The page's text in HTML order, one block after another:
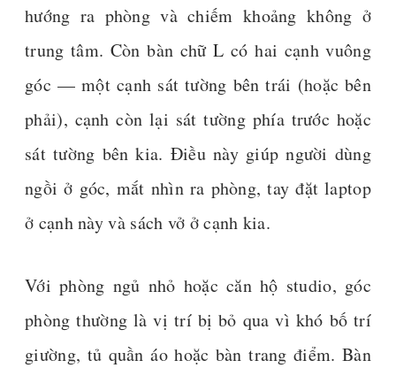
hướng ra phòng và chiếm khoảng không ở
trung tâm. Còn bàn chữ L có hai cạnh vuông
góc — một cạnh sát tường bên trái (hoặc bên
phải), cạnh còn lại sát tường phía trước hoặc
sát tường bên kia. Điều này giúp người dùng
ngồi ở góc, mắt nhìn ra phòng, tay đặt laptop
ở cạnh này và sách vở ở cạnh kia.
Với phòng ngủ nhỏ hoặc căn hộ studio, góc
phòng thường là vị trí bị bỏ qua vì khó bố trí
giường, tủ quần áo hoặc bàn trang điểm. Bàn